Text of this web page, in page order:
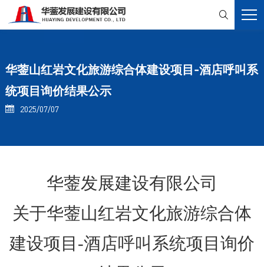

华蓥山红岩文化旅游综合体建设项目-酒店呼叫系
统项目询价结果公示
 2025/07/07
华蓥发展建设有限公司
关于华蓥山红岩文化旅游综合体
建设项目 -酒店呼叫系统项目询价